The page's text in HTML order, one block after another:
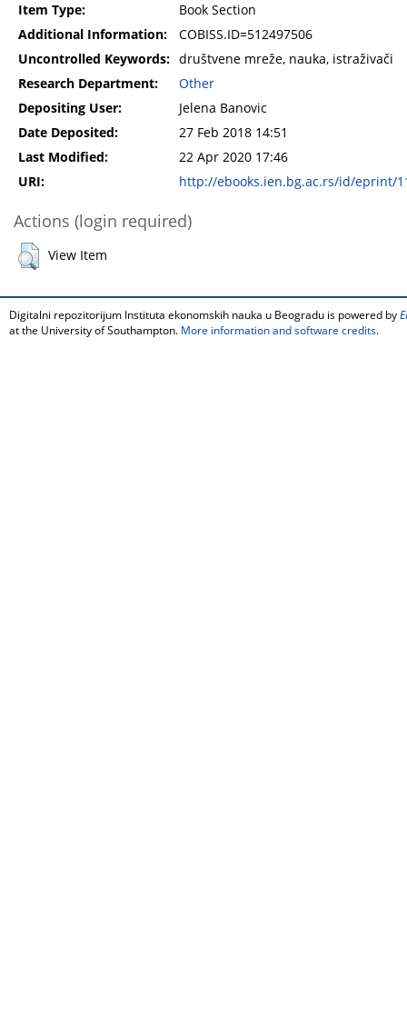
Item Type:
Book Section
Additional Information:
COBISS.ID=512497506
Uncontrolled Keywords: društvene mreže, nauka, istraživači
Research Department:
Other
Depositing User:
Jelena Banovic
Date Deposited:
27 Feb 2018 14:51
Last Modified:
22 Apr 2020 17:46
URI:
http://ebooks.ien.bg.ac.rs/id/eprint/
Actions (login required)
View Item
Digitalni repozitorijum Instituta ekonomskih nauka u Beogradu is powered by
at the University of Southampton. More information and software credits.